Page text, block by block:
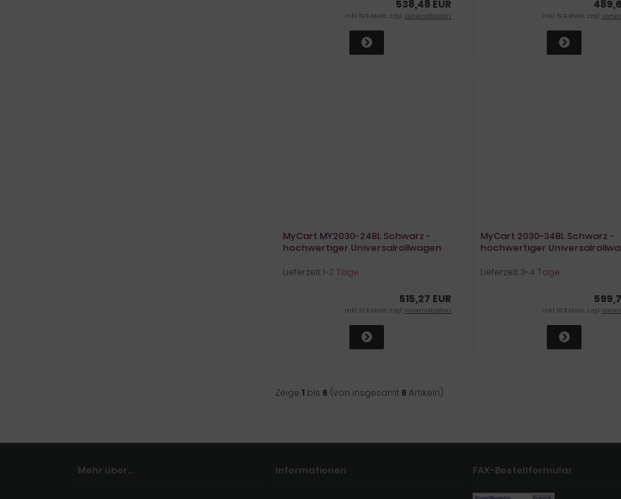
538,48 EUR
inkl. 19 % MwSt. zzgl.Versandkosten inkl. 19 % MwSt. zzgl.
MyCart MY2030-24BL Schwarz -
hochwertiger Universalrollwagen
Lieferzeit:1-2 Tage
515,27 EUR
inkl. 19 % MwSt. zzgl.Versandkosten
MyCart 2030-34BL Schwarz -
hochwertiger
Lieferzeit:3-4 Tage
inkl. 19 % MwSt. zzgl.
Zeige 1 bis 6 (von insgesamt 6 Artikeln)
Mehr über... Informationen FAX-Bestellformular